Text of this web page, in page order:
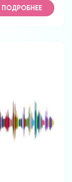
ПОДРОБНЕЕ